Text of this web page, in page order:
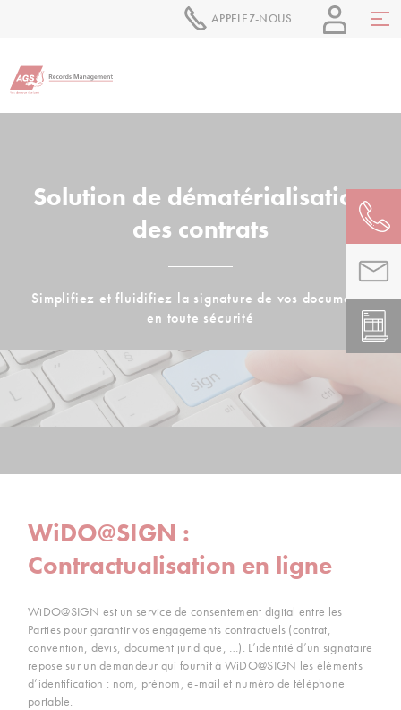
APPELEZ-NOUS
Solution de dématérialisation
des contrats
Simplifiez et fluidifiez la signature de vos documents
en toute sécurité
WiDO@SIGN :
Contractualisation en ligne
WiDO@SIGN est un service de consentement digital entre les
Parties pour garantir vos engagements contractuels (contrat,
convention, devis, document juridique, …). L’identité d’un signataire
repose sur un demandeur qui fournit à WiDO@SIGN les éléments
d’identification : nom, prénom, e-mail et numéro de téléphone
portable.